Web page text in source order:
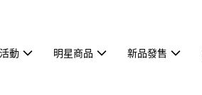
動 明星商品 新品發售